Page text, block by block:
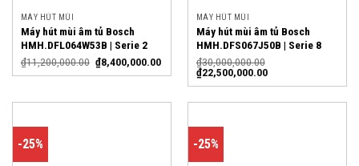
MÁY HÚT MÙI
Máy hút mùi âm tủ Bosch
HMH.DFL064W53B | Serie 2
₫11,200,000.00 ₫8,400,000.00
MÁY HÚT MÙI
Máy hút mùi âm tủ Bosch
HMH.DFS067J50B | Serie 8
₫30,000,000.00
₫22,500,000.00
-25% -25%